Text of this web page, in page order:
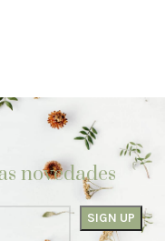
novedades